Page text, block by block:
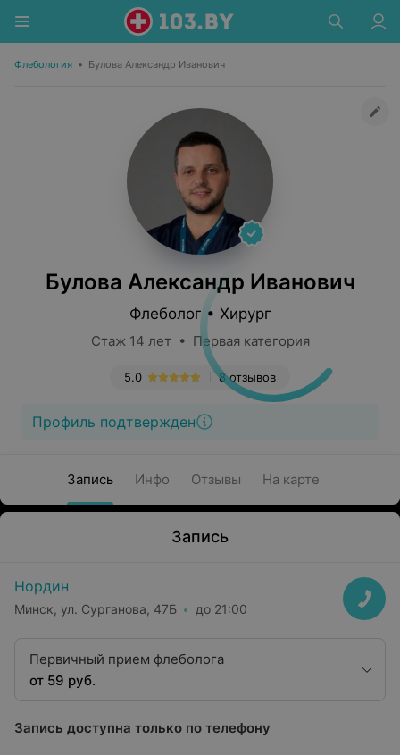
Флебология • Булова Александр Иванович
Булова Александр Иванович
Флеболог • Хирург
Стаж 14 лет • Первая категория
8 отзывов
5.0
Профиль подтвержден
Запись Инфо Отзывы На карте
Запись
Нордин
Минск, ул. Сурганова, 47Б до 21:00
Первичный прием флеболога
от 59 руб.
Запись доступна только по телефону